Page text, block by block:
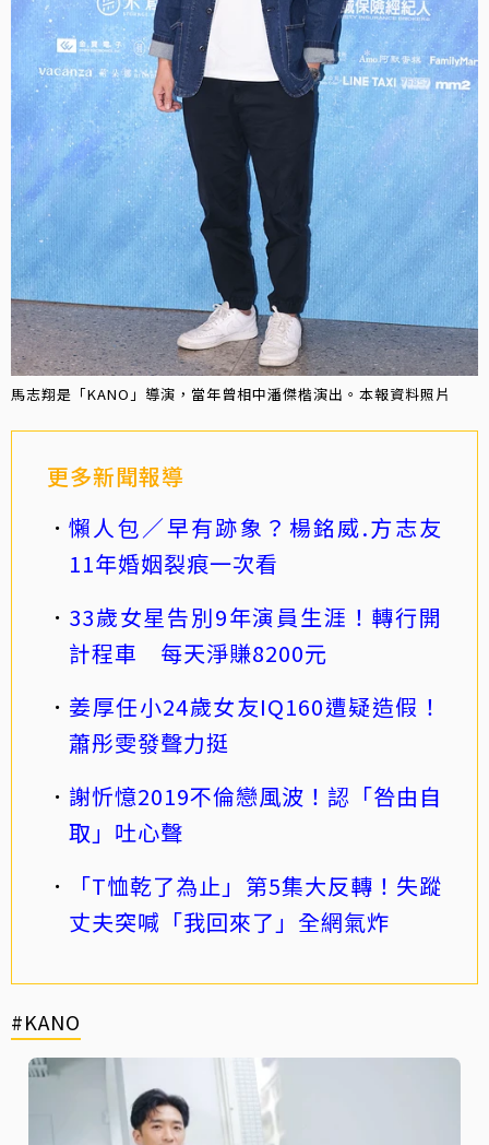
馬志翔是「KANO」導演，當年曾相中潘傑楷演出。本報資料照片
更多新聞報導
懶人包／早有跡象？楊銘威.方志友
11年婚姻裂痕一次看
33歲女星告別9年演員生涯！轉行開
計程車 每天淨賺8200元
姜厚任小24歲女友IQ160遭疑造假！
蕭彤雯發聲力挺
謝忻憶2019不倫戀風波！認「咎由自
取」吐心聲
「T恤乾了為止」第5集大反轉！失蹤
丈夫突喊「我回來了」全網氣炸
#KANO